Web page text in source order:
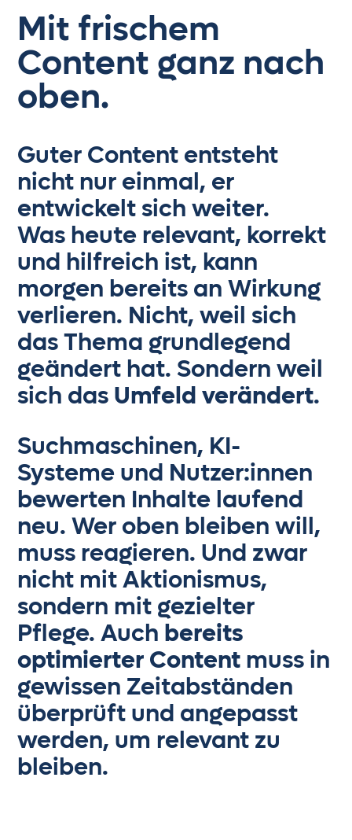
Mit frischem
Content ganz nach
oben.
Guter Content entsteht
nicht nur einmal, er
entwickelt sich weiter.
Was heute relevant, korrekt
und hilfreich ist, kann
morgen bereits an Wirkung
verlieren. Nicht, weil sich
das Thema grundlegend
geändert hat. Sondern weil
sich das Umfeld verändert.
Suchmaschinen, KI-
Systeme und Nutzer:innen
bewerten Inhalte laufend
neu. Wer oben bleiben will,
muss reagieren. Und zwar
nicht mit Aktionismus,
sondern mit gezielter
Pflege. Auch bereits
optimierter Contentmuss in
gewissen Zeitabständen
überprüft und angepasst
werden, um relevant zu
bleiben.